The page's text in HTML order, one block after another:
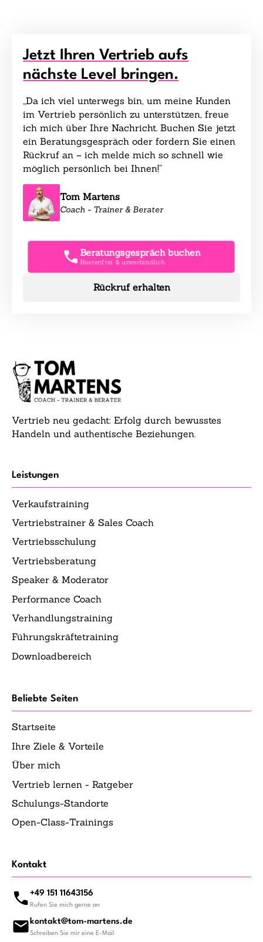
Jetzt Ihren Vertrieb aufs
nächste Level bringen.
„Da ich viel unterwegs bin, um meine Kunden
im Vertrieb persönlich zu unterstützen, freue
ich mich über Ihre Nachricht. Buchen Sie jetzt
ein Beratungsgespräch oder fordern Sie einen
Rückruf an – ich melde mich so schnell wie
möglich persönlich bei Ihnen!“
Tom Martens
Coach - Trainer & Berater
Beratungsgespräch buchen
Kostenfrei & unverbindlich
Rückruf erhalten
Vertrieb neu gedacht: Erfolg durch bewusstes
Handeln und authentische Beziehungen.
Leistungen
Verkaufstraining
Vertriebstrainer & Sales Coach
Vertriebsschulung
Vertriebsberatung
Speaker & Moderator
Performance Coach
Verhandlungstraining
Führungskräftetraining
Downloadbereich
Beliebte Seiten
Startseite
Ihre Ziele & Vorteile
Über mich
Vertrieb lernen - Ratgeber
Schulungs-Standorte
Open-Class-Trainings
Kontakt
+49 151 11643156
Rufen Sie mich gerne an
kontakt@tom-martens.de
Schreiben Sie mir eine E-Mail